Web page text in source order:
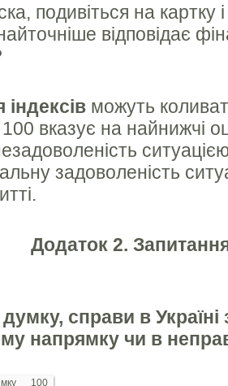
подивiться на картку
вiдповiдає
можуть
вказує на найнижчі
незадоволеність
задоволеність
Додаток 2.
справи в Україні
напрямку чи в
100